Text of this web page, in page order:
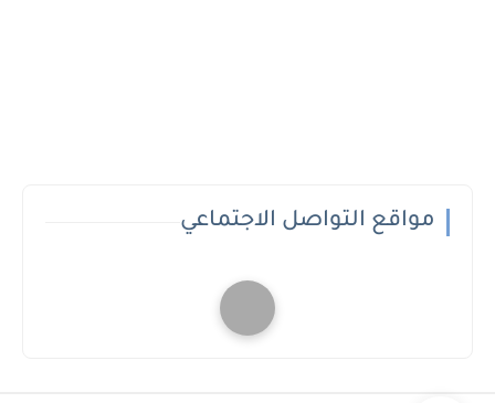
مواقع التواصل الاجتماعي